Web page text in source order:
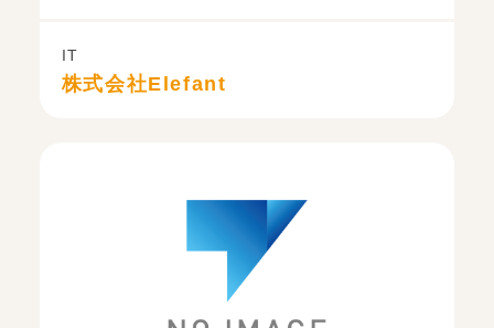
IT
株式会社Elefant